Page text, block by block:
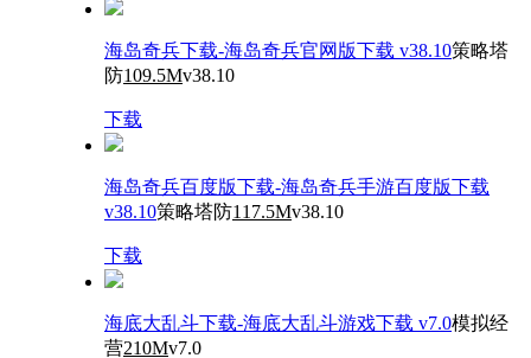
海岛奇兵下载-海岛奇兵官网版下载 v38.10策略塔
防109.5Mv38.10
下载
海岛奇兵百度版下载-海岛奇兵手游百度版下载
v38.10策略塔防117.5Mv38.10
下载
海底大乱斗下载-海底大乱斗游戏下载 v7.0模拟经
营210Mv7.0